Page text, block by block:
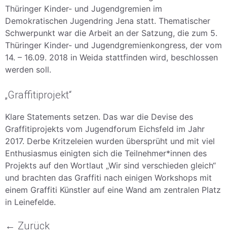
Thüringer Kinder- und Jugendgremien im
Demokratischen Jugendring Jena statt. Thematischer
Schwerpunkt war die Arbeit an der Satzung, die zum 5.
Thüringer Kinder- und Jugendgremienkongress, der vom
14. – 16.09. 2018 in Weida stattfinden wird, beschlossen
werden soll.
„Graffitiprojekt“
Klare Statements setzen. Das war die Devise des
Graffitiprojekts vom Jugendforum Eichsfeld im Jahr
2017. Derbe Kritzeleien wurden übersprüht und mit viel
Enthusiasmus einigten sich die Teilnehmer*innen des
Projekts auf den Wortlaut „Wir sind verschieden gleich“
und brachten das Graffiti nach einigen Workshops mit
einem Graffiti Künstler auf eine Wand am zentralen Platz
in Leinefelde.
← Zurück